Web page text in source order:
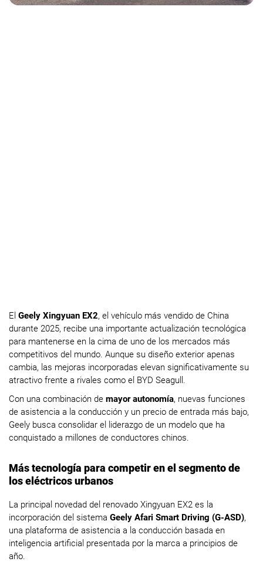
El Geely Xingyuan EX2, el vehículo más vendido de China
durante 2025, recibe una importante actualización tecnológica
para mantenerse en la cima de uno de los mercados más
competitivos del mundo. Aunque su diseño exterior apenas
cambia, las mejoras incorporadas elevan significativamente su
atractivo frente a rivales como el BYD Seagull.
Con una combinación de mayor autonomía, nuevas funciones
de asistencia a la conducción y un precio de entrada más bajo,
Geely busca consolidar el liderazgo de un modelo que ha
conquistado a millones de conductores chinos.
Más tecnología para competir en el segmento de
los eléctricos urbanos
La principal novedad del renovado Xingyuan EX2 es la
incorporación del sistema Geely Afari Smart Driving (G-ASD),
una plataforma de asistencia a la conducción basada en
inteligencia artificial presentada por la marca a principios de
año.